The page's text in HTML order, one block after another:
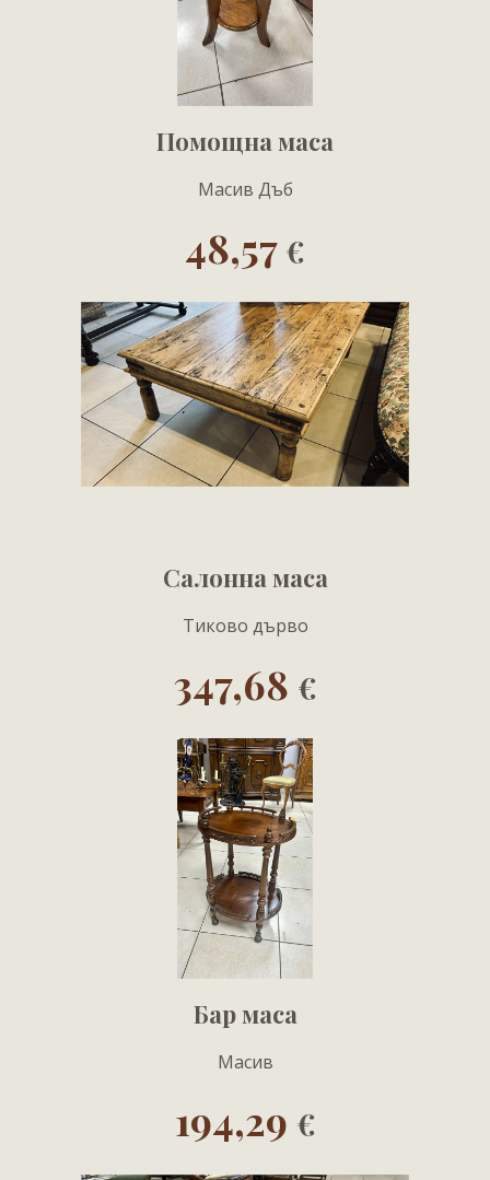
Помощна маса
Масив Дъб
48,57 €
Салонна маса
Тиково дърво
347,68 €
Бар маса
Масив
194,29 €